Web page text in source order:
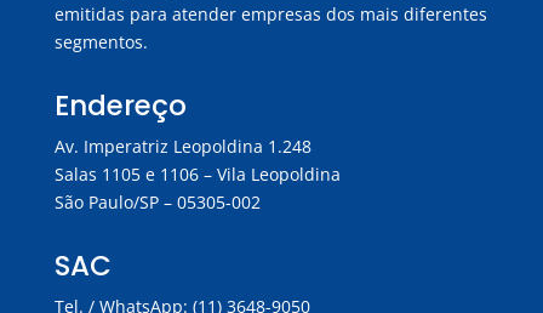
emitidas para atender empresas dos mais diferentes
segmentos.
Endereço
Av. Imperatriz Leopoldina 1.248
Salas 1105 e 1106 – Vila Leopoldina
São Paulo/SP – 05305-002
SAC
Tel. / WhatsApp: (11) 3648-9050